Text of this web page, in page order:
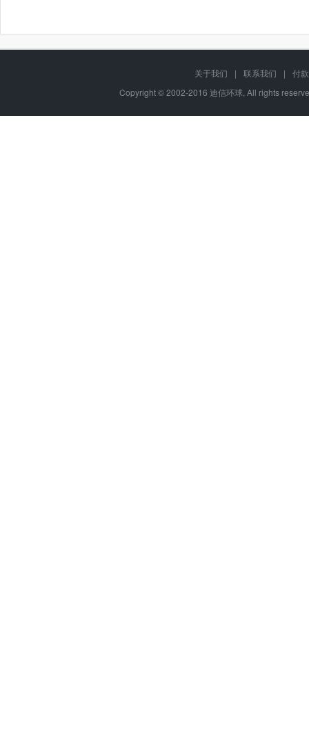
关于我们 | 联系我们 |
付
Copyright © 2002-2016 迪信环球, All rights